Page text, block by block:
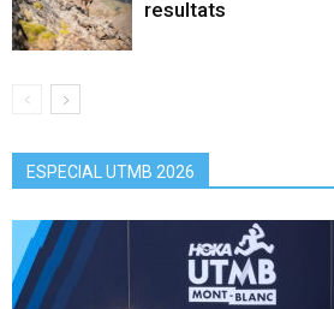
resultats
ESPECIAL UTMB 2026